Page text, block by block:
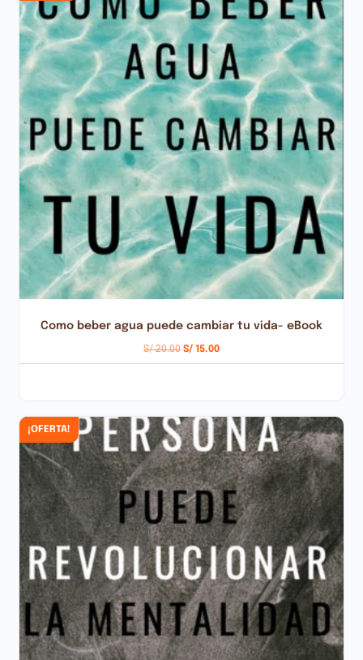
Como beber agua puede cambiar tu vida- eBook
S/20.00 S/ 15.00
¡OFERTA!